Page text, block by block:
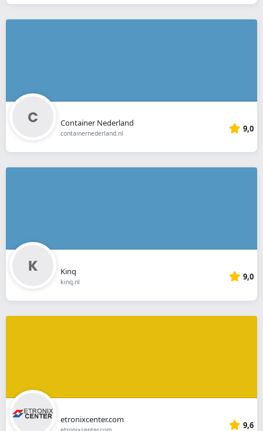
Container Nederland
containernederland.nl 9,0
Kinq
kinq.nl 9,0
etronixcenter.com
9,6